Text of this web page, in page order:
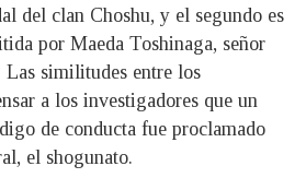
del clan Choshu, y el segundo es
por Maeda Toshinaga, señor
similitudes entre los
a los investigadores que un
de conducta fue proclamado
el shogunato.